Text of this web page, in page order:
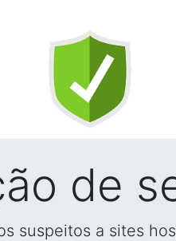
de
suspeitos a sites